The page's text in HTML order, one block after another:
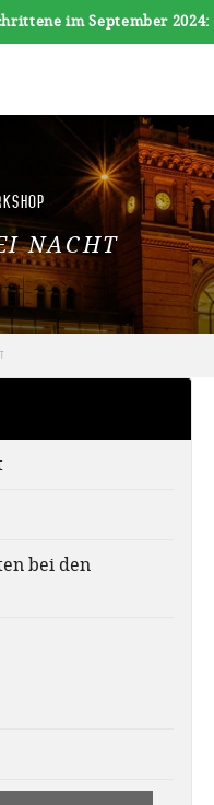
im September 2024:
NACHT
bei den